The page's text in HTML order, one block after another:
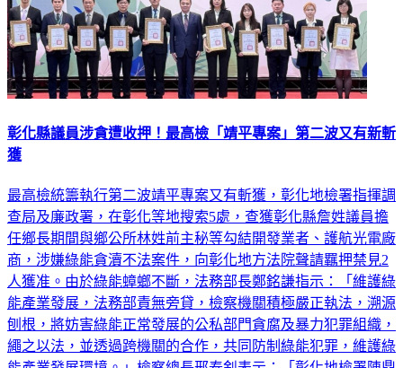
彰化縣議員涉貪遭收押！最高檢「靖平專案」第二波又有新斬
獲
最高檢統籌執行第二波靖平專案又有斬獲，彰化地檢署指揮調
查局及廉政署，在彰化等地搜索5處，查獲彰化縣詹姓議員擔
任鄉長期間與鄉公所林姓前主秘等勾結開發業者、護航光電廠
商，涉嫌綠能貪瀆不法案件，向彰化地方法院聲請羈押禁見2
人獲准。由於綠能蟑螂不斷，法務部長鄭銘謙指示：「維護綠
能產業發展，法務部責無旁貸，檢察機關積極嚴正執法，溯源
刨根，將妨害綠能正常發展的公私部門貪腐及暴力犯罪組織，
繩之以法，並透過跨機關的合作，共同防制綠能犯罪，維護綠